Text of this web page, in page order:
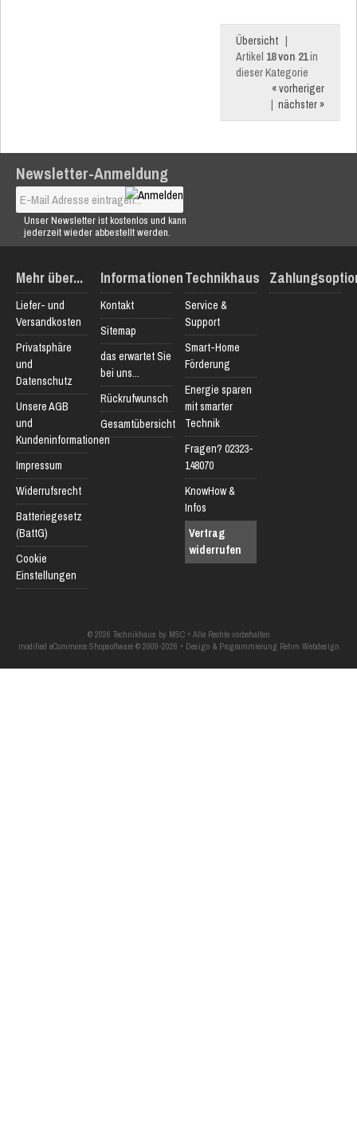
Übersicht |
Artikel 18 von 21in
dieser Kategorie
« vorheriger
| nächster »
Newsletter-Anmeldung
Unser Newsletter ist kostenlos und kann
jederzeit wieder abbestellt werden.
Mehr über...
Liefer- und
Versandkosten
Privatsphäre
und
Datenschutz
Unsere AGB
und
Kundeninformationen
Impressum
Widerrufsrecht
Batteriegesetz
(BattG)
Cookie
Einstellungen
Informationen
Kontakt
Sitemap
das erwartet Sie
bei uns...
Rückrufwunsch
Gesamtübersicht
Technikhaus
Service &
Support
Smart-Home
Förderung
Energie sparen
mit smarter
Technik
Fragen? 02323-
148070
KnowHow &
Infos
Vertrag
widerrufen
© 2026 Technikhaus by MSC • Alle Rechte vorbehalten
modified eCommerce Shopsoftware © 2009-2026 • Design & Programmierung Rehm Webdesign